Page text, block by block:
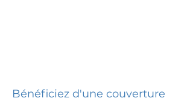
Bénéficiez d'une couverture